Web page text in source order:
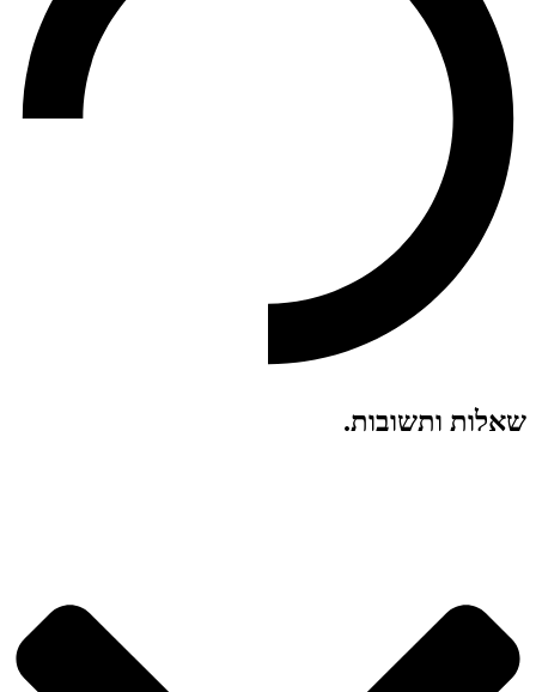
שאלות ותשובות.